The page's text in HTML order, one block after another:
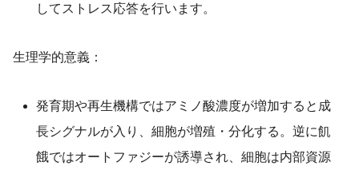
してストレス応答を行います。
生理学的意義：
発育期や再生機構ではアミノ酸濃度が増加すると成
長シグナルが入り、細胞が増殖・分化する。逆に飢
餓ではオートファジーが誘導され、細胞は内部資源